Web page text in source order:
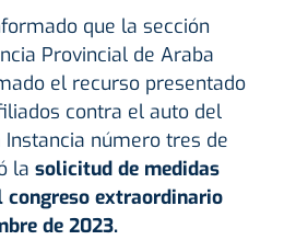
que la sección
Provincial de Araba
el recurso presentado
contra el auto del
número tres de
la solicitud de medidas
extraordinario
de 2023.